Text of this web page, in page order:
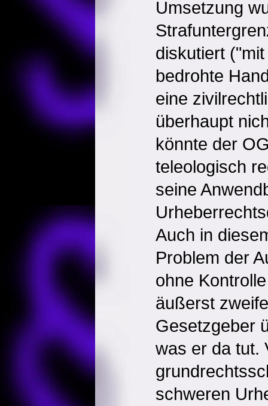
Umsetzung
diskutiert
bedrohte
eine
überhaupt
könnte der
teleologisch
seine
Auch in
Problem der
ohne
äußerst
Gesetzgeber
was er da tut.
schweren